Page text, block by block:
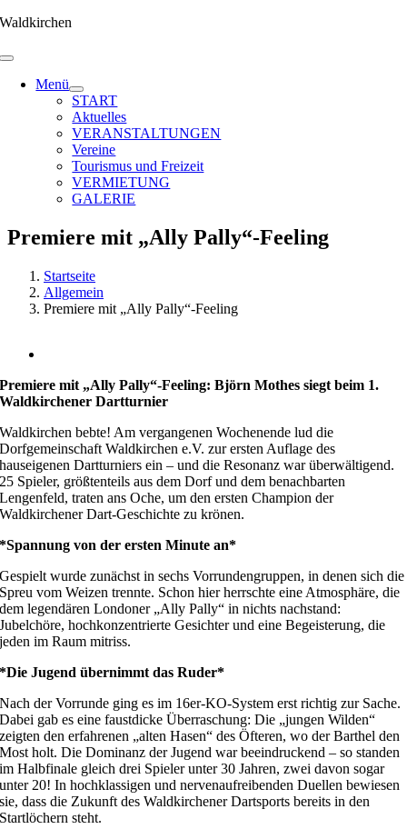
Zum
springen
Waldkirchen
Menü
START
Aktuelles
VERANSTALTUNGEN
Vereine
Tourismus und Freizeit
VERMIETUNG
GALERIE
Premiere mit „Ally Pally“-Feeling
Startseite
Allgemein
Premiere mit „Ally Pally“-Feeling
Bild
Premiere mit „Ally Pally“-Feeling: Björn Mothes siegt beim 1.
Waldkirchener Dartturnier
Waldkirchen bebte! Am vergangenen Wochenende lud die
Dorfgemeinschaft Waldkirchen e.V. zur ersten Auflage des
hauseigenen Dartturniers ein – und die Resonanz war überwältigend.
25 Spieler, größtenteils aus dem Dorf und dem benachbarten
Lengenfeld, traten ans Oche, um den ersten Champion der
Waldkirchener Dart-Geschichte zu krönen.
*Spannung von der ersten Minute an*
Gespielt wurde zunächst in sechs Vorrundengruppen, in denen sich die
Spreu vom Weizen trennte. Schon hier herrschte eine Atmosphäre, die
dem legendären Londoner „Ally Pally“ in nichts nachstand:
Jubelchöre, hochkonzentrierte Gesichter und eine Begeisterung, die
jeden im Raum mitriss.
*Die Jugend übernimmt das Ruder*
Nach der Vorrunde ging es im 16er-KO-System erst richtig zur Sache.
Dabei gab es eine faustdicke Überraschung: Die „jungen Wilden“
zeigten den erfahrenen „alten Hasen“ des Öfteren, wo der Barthel den
Most holt. Die Dominanz der Jugend war beeindruckend – so standen
im Halbfinale gleich drei Spieler unter 30 Jahren, zwei davon sogar
unter 20! In hochklassigen und nervenaufreibenden Duellen bewiesen
sie, dass die Zukunft des Waldkirchener Dartsports bereits in den
Startlöchern steht.